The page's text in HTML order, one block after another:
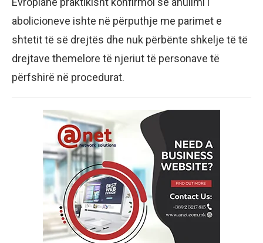
abolicioneve ishte në përputhje me parimet e
shtetit të së drejtës dhe nuk përbënte shkelje të të
drejtave themelore të njeriut të personave të
përfshirë në procedurat.